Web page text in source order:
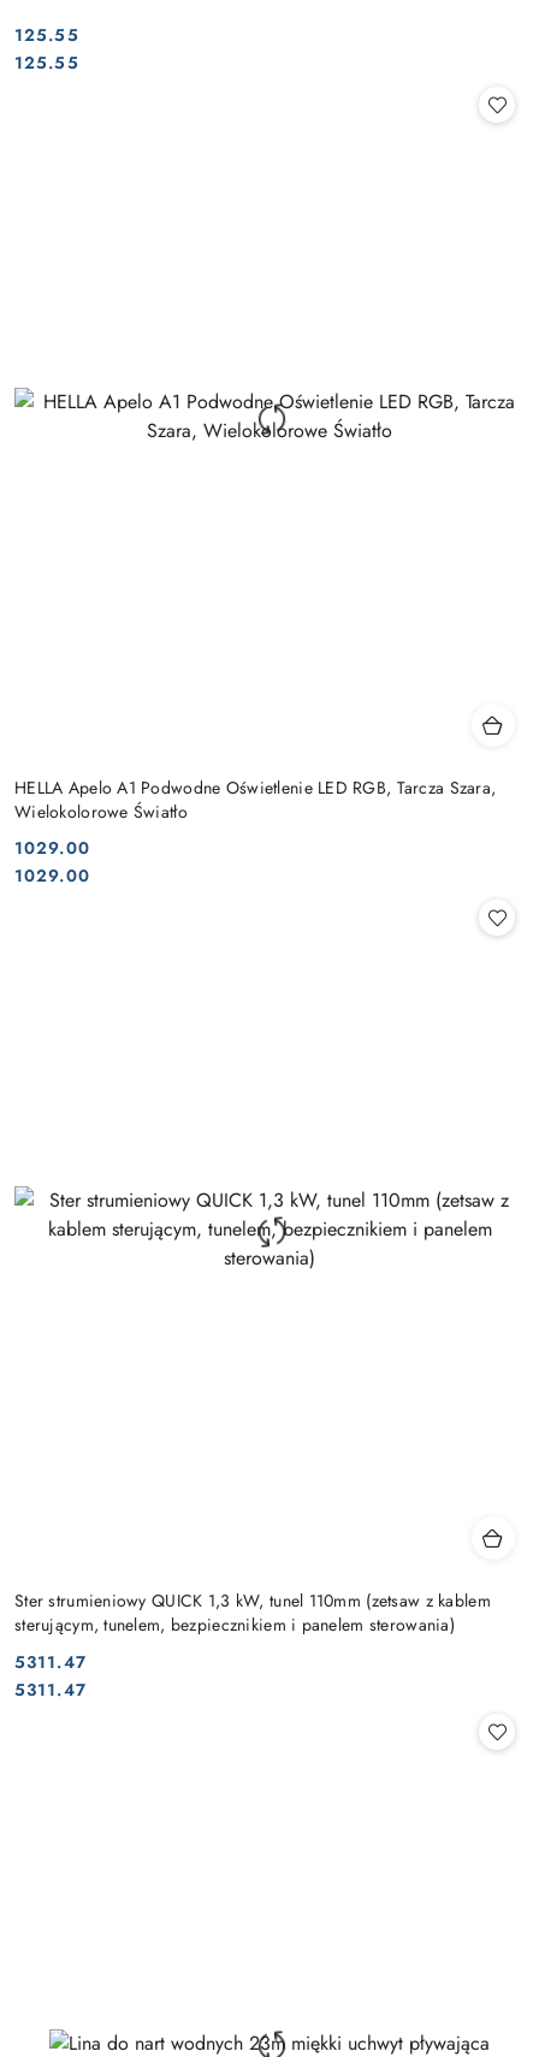
Cena:
125.55
Cena:
125.55
HELLA Apelo A1 Podwodne Oświetlenie LED RGB, Tarcza Szara,
Wielokolorowe Światło
Cena:
1029.00
Cena:
1029.00
Ster strumieniowy QUICK 1,3 kW, tunel 110mm (zetsaw z kablem
sterującym, tunelem, bezpiecznikiem i panelem sterowania)
Cena:
5311.47
Cena:
5311.47